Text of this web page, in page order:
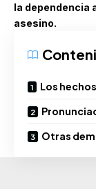
la dependencia
asesino.
Los
Otras